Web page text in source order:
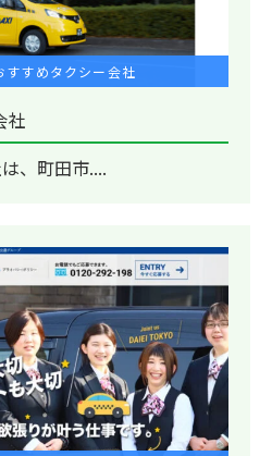
すすめタクシー会社
社
、町田市....